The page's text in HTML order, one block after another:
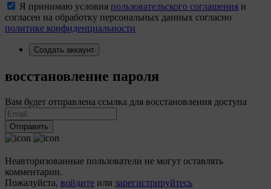
Я принимаю условия пользовательского соглашения и
согласен на обработку персональных данных согласно
политике конфиденциальности
Создать аккаунт
восстановление пароля
Вам будет отправлена ссылка для восстановления доступа
Отправить
Неавторизованные пользователи не могут оставлять
комментарии.
Пожалуйста, войдите или зарегистрируйтесь